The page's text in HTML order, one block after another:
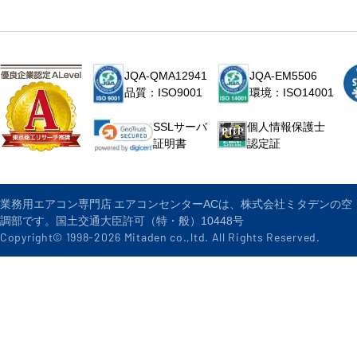
JQA-QMA12941
品質：ISO9001
JQA-EM5506
環境：ISO14001
SSLサーバ
証明書
個人情報保護士
認定証
業務用エアコン専門店 エアコンセンターACは、株式会社ミタデンの空
調部です。国土交通大臣許可（特・般）10448号
Copyright© 1998-2026 Mitaden co.,ltd. All Rights Reserved.